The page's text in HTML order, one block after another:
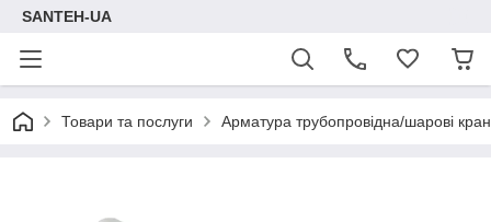
SANTEH-UA
Товари та послуги Арматура трубопровідна/шарові